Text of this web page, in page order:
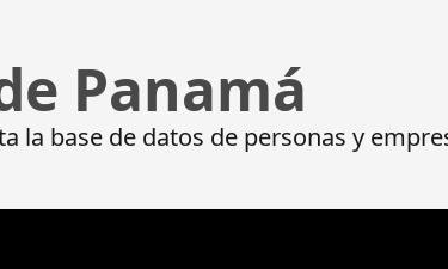
Panamá
la base de datos de personas y